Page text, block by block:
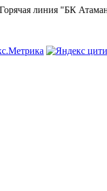
линия "БК Атаман":